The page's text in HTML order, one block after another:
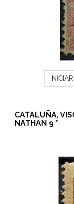
CATALUÑA,
NATHAN 9 *